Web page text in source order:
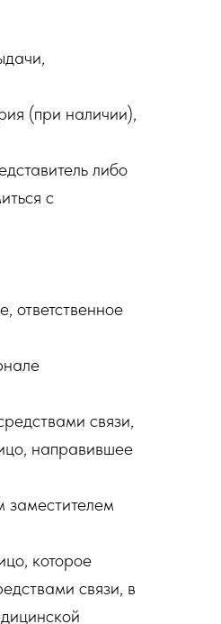
(при наличии),
либо
с
ответственное
связи,
направившее
заместителем
которое
связи, в